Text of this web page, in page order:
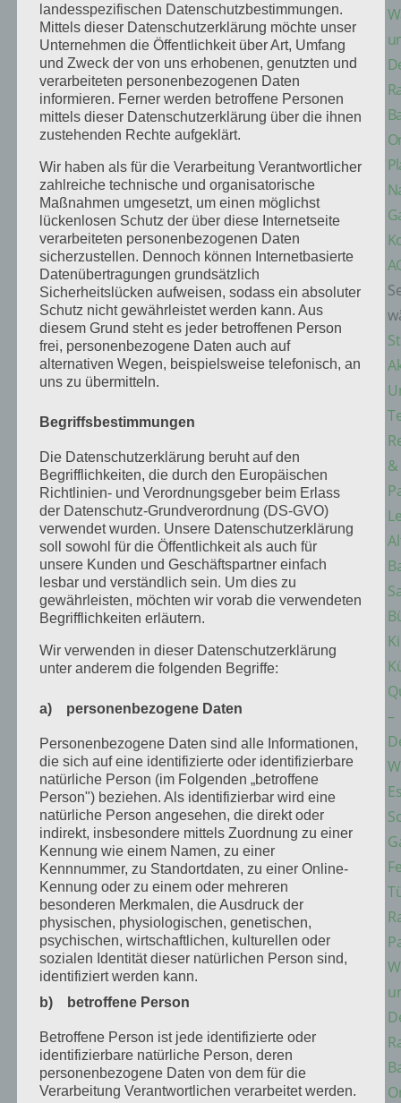
&
–
landesspezifischen Datenschutzbestimmungen.
Mittels dieser Datenschutzerklärung möchte unser
Unternehmen die Öffentlichkeit über Art, Umfang
und Zweck der von uns erhobenen, genutzten und
verarbeiteten personenbezogenen Daten
informieren. Ferner werden betroffene Personen
mittels dieser Datenschutzerklärung über die ihnen
zustehenden Rechte aufgeklärt.
Wir haben als für die Verarbeitung Verantwortlicher
zahlreiche technische und organisatorische
Maßnahmen umgesetzt, um einen möglichst
lückenlosen Schutz der über diese Internetseite
verarbeiteten personenbezogenen Daten
sicherzustellen. Dennoch können Internetbasierte
Datenübertragungen grundsätzlich
Sicherheitslücken aufweisen, sodass ein absoluter
Schutz nicht gewährleistet werden kann. Aus
diesem Grund steht es jeder betroffenen Person
frei, personenbezogene Daten auch auf
alternativen Wegen, beispielsweise telefonisch, an
uns zu übermitteln.
Begriffsbestimmungen
Die Datenschutzerklärung beruht auf den
Begrifflichkeiten, die durch den Europäischen
Richtlinien- und Verordnungsgeber beim Erlass
der Datenschutz-Grundverordnung (DS-GVO)
verwendet wurden. Unsere Datenschutzerklärung
soll sowohl für die Öffentlichkeit als auch für
unsere Kunden und Geschäftspartner einfach
lesbar und verständlich sein. Um dies zu
gewährleisten, möchten wir vorab die verwendeten
Begrifflichkeiten erläutern.
Wir verwenden in dieser Datenschutzerklärung
unter anderem die folgenden Begriffe:
a) personenbezogene Daten
Personenbezogene Daten sind alle Informationen,
die sich auf eine identifizierte oder identifizierbare
natürliche Person (im Folgenden „betroffene
Person") beziehen. Als identifizierbar wird eine
natürliche Person angesehen, die direkt oder
indirekt, insbesondere mittels Zuordnung zu einer
Kennung wie einem Namen, zu einer
Kennnummer, zu Standortdaten, zu einer Online-
Kennung oder zu einem oder mehreren
besonderen Merkmalen, die Ausdruck der
physischen, physiologischen, genetischen,
psychischen, wirtschaftlichen, kulturellen oder
sozialen Identität dieser natürlichen Person sind,
identifiziert werden kann.
b) betroffene Person
Betroffene Person ist jede identifizierte oder
identifizierbare natürliche Person, deren
personenbezogene Daten von dem für die
Verarbeitung Verantwortlichen verarbeitet werden.